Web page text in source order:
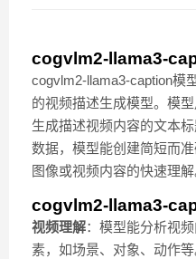
cogvlm2-llama3-
cogvlm2-llama3-caption模
的视频描述生成模型。模
生成描述视频内容的文本
数据，模型能创建简短而
图像或视频内容的快速理解
cogvlm2-llama3-
视频理解：模型能分析视
素，如场景、对象、动作等